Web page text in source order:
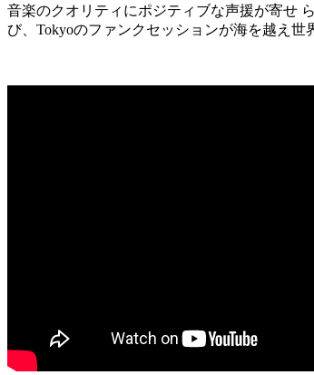
音楽のクオリティにポジティブな声援が寄せ ら
び、 Tokyoのファンクセッションが海を越え世